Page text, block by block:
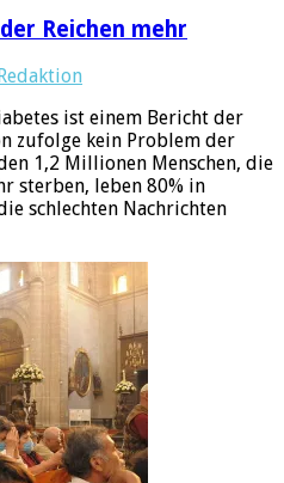
Reichen mehr
ist einem Bericht der
zufolge kein Problem der
1,2 Millionen Menschen, die
sterben, leben 80% in
schlechten Nachrichten